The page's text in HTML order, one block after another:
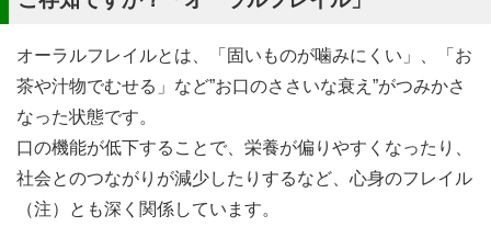
オーラルフレイルとは、「固いものが噛みにくい」、「お
茶や汁物でむせる」など”お口のささいな衰え”がつみかさ
なった状態です。
口の機能が低下することで、栄養が偏りやすくなったり、
社会とのつながりが減少したりするなど、心身のフレイル
（注）とも深く関係しています。